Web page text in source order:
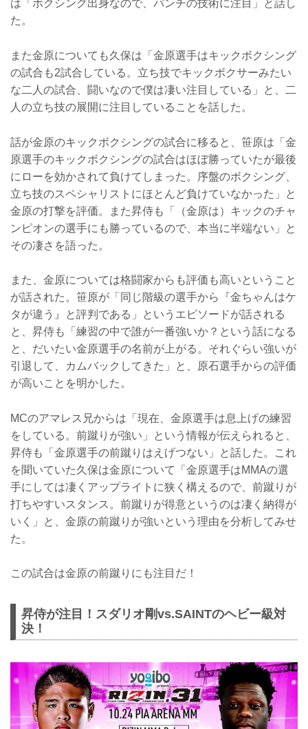
は「ボクシング出身なので、パンチの技術に注目」と話し
た。
また金原についても久保は「金原選手はキックボクシング
の試合も2試合している。立ち技でキックボクサーみたい
な二人の試合、闘いなので僕は凄い注目している」と、二
人の立ち技の展開に注目していることを話した。
話が金原のキックボクシングの試合に移ると、笹原は「金
原選手のキックボクシングの試合はほぼ勝っていたが最後
にローを効かされて負けてしまった。序盤のボクシング、
立ち技のスペシャリストにほとんど負けていなかった」と
金原の打撃を評価。また昇侍も「（金原は）キックのチャ
ンピオンの選手にも勝っているので、本当に半端ない」と
その凄さを語った。
また、金原については格闘家からも評価も高いということ
が話された。笹原が「同じ階級の選手から『金ちゃんはケ
タが違う』と評判である」というエピソードが話される
と、昇侍も「練習の中で誰が一番強いか？という話になる
と、だいたい金原選手の名前が上がる。それぐらい強いが
引退して、カムバックしてきた」と、原石選手からの評価
が高いことを明かした。
MCのアマレス兄からは「現在、金原選手は息上げの練習
をしている。前蹴りが強い」という情報が伝えられると、
昇侍も「金原選手の前蹴りはえげつない」と話した。これ
を聞いていた久保は金原について「金原選手はMMAの選
手にしては凄くアップライトに狭く構えるので、前蹴りが
打ちやすいスタンス。前蹴りが得意というのは凄く納得が
いく」と、金原の前蹴りが強いという理由を分析してみせ
た。
この試合は金原の前蹴りにも注目だ！
昇侍が注目！スダリオ剛vs.SAINTのヘビー級対
決！